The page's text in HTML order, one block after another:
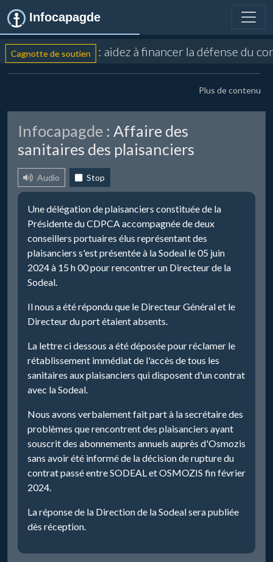
Infocapagde
Cagnotte de soutien : aidez à financer la défense du
Plus de contenu
Infocapagde : Affaire des
sanitaires des plaisanciers
Audio Stop
Une délégation de plaisanciers constituée de la
Présidente du CDPCA accompagnée de deux
conseillers portuaires élus représentant des
plaisanciers s'est présentée à la Sodeal le 05 juin
2024 à 15 h 00 pour rencontrer un Directeur de la
Sodeal.
Il nous a été répondu que le Directeur Général et le
Directeur du port étaient absents.
La lettre ci dessous a été déposée pour réclamer le
rétablissement immédiat de l'accès de tous les
sanitaires aux plaisanciers qui disposent d'un contrat
avec la Sodeal.
Nous avons verbalement fait part à la secrétaire des
problèmes que rencontrent des plaisanciers ayant
souscrit des abonnements annuels auprès d'Osmozis
sans avoir été informé de la décision de rupture du
contrat passé entre SODEAL et OSMOZIS fin février
2024.
La réponse de la Direction de la Sodeal sera publiée
dès réception.